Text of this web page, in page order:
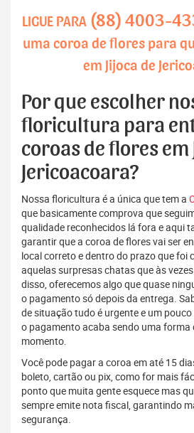
LIGUE PARA (88) 4003-
uma coroa de flores para
em Jijoca de
Por que escolher
floricultura para
coroas de flores em
Jericoacoara?
Nossa floricultura é a única que tem a
que basicamente comprova que
qualidade reconhecidos lá fora e aqui
garantir que a coroa de flores vai ser
local correto e dentro do prazo que foi
aquelas surpresas chatas que às
disso, oferecemos algo que quase
o pagamento só depois da entrega.
de situação tudo é urgente e um
o pagamento acaba sendo uma forma
momento.
Você pode pagar a coroa em até 15
boleto, cartão ou pix, como for mais
ponto que muita gente esquece mas
sempre emite nota fiscal, garantindo
segurança.